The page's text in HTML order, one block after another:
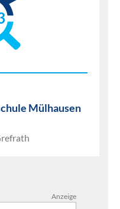
Mülhausen
Anzeige